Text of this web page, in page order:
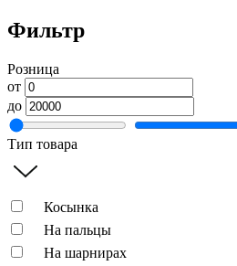
Фильтр
Розница
от
до
Тип товара
Косынка
На пальцы
На шарнирах